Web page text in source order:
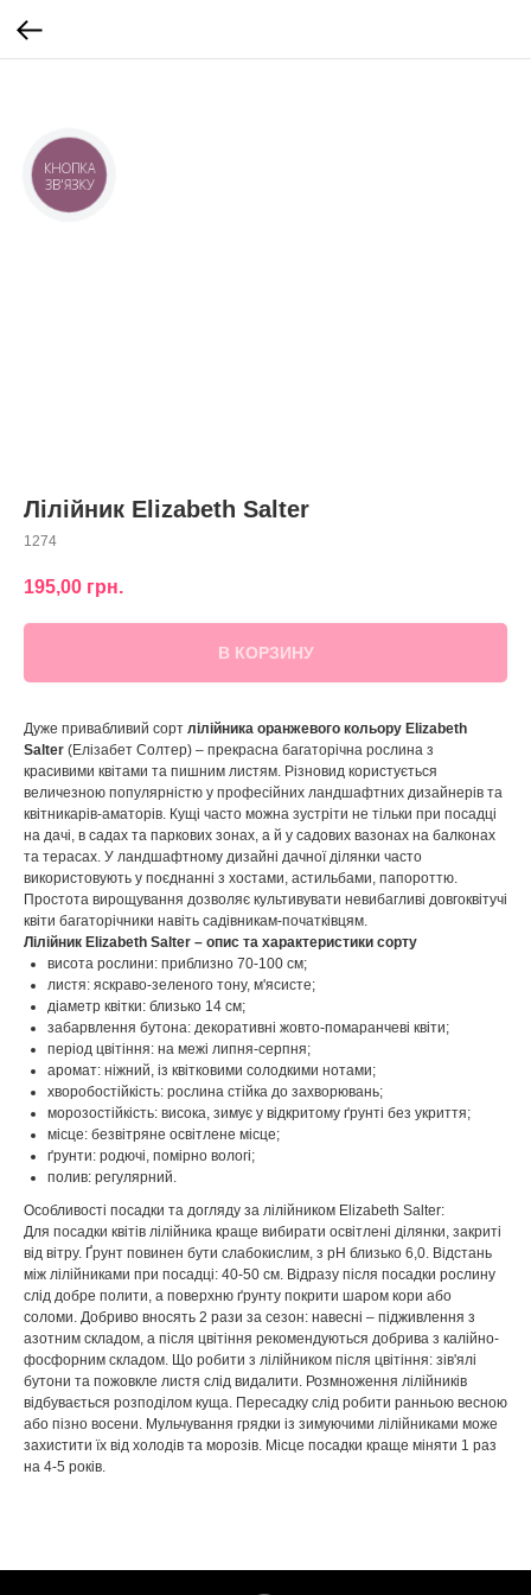
Лілійник Elizabeth Salter
1274
195,00 грн.
В КОРЗИНУ
Дуже привабливий сорт лілійника оранжевого кольору Elizabeth
Salter (Елізабет Солтер) – прекрасна багаторічна рослина з
красивими квітами та пишним листям. Різновид користується
величезною популярністю у професійних ландшафтних дизайнерів та
квітникарів-аматорів. Кущі часто можна зустріти не тільки при посадці
на дачі, в садах та паркових зонах, а й у садових вазонах на балконах
та терасах. У ландшафтному дизайні дачної ділянки часто
використовують у поєднанні з хостами, астильбами, папороттю.
Простота вирощування дозволяє культивувати невибагливі довгоквітучі
квіти багаторічники навіть садівникам-початківцям.
Лілійник Elizabeth Salter – опис та характеристики сорту
висота рослини: приблизно 70-100 см;
листя: яскраво-зеленого тону, м'ясисте;
діаметр квітки: близько 14 см;
забарвлення бутона: декоративні жовто-помаранчеві квіти;
період цвітіння: на межі липня-серпня;
аромат: ніжний, із квітковими солодкими нотами;
хворобостійкість: рослина стійка до захворювань;
морозостійкість: висока, зимує у відкритому ґрунті без укриття;
місце: безвітряне освітлене місце;
ґрунти: родючі, помірно вологі;
полив: регулярний.
Особливості посадки та догляду за лілійником Elizabeth Salter:
Для посадки квітів лілійника краще вибирати освітлені ділянки, закриті
від вітру. Ґрунт повинен бути слабокислим, з pH близько 6,0. Відстань
між лілійниками при посадці: 40-50 см. Відразу після посадки рослину
слід добре полити, а поверхню ґрунту покрити шаром кори або
соломи. Добриво вносять 2 рази за сезон: навесні – підживлення з
азотним складом, а після цвітіння рекомендуються добрива з калійно-
фосфорним складом. Що робити з лілійником після цвітіння: зів'ялі
бутони та пожовкле листя слід видалити. Розмноження лілійників
відбувається розподілом куща. Пересадку слід робити ранньою весною
або пізно восени. Мульчування грядки із зимуючими лілійниками може
захистити їх від холодів та морозів. Місце посадки краще міняти 1 раз
на 4-5 років.
КНОПКА
ЗВ'ЯЗКУ